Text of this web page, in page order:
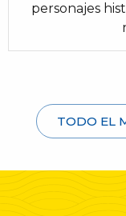
personajes
TODO EL